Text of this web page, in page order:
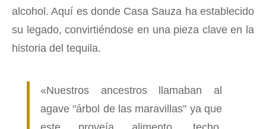
alcohol. Aquí es donde Casa Sauza ha establecido
su legado, convirtiéndose en una pieza clave en la
historia del tequila.
«Nuestros ancestros llamaban al
agave "árbol de las maravillas" ya que